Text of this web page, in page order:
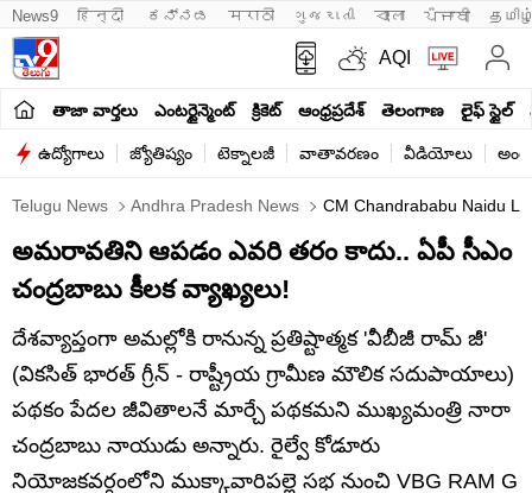
News9 हिन्दी ಕನ್ನಡ मराठी ગુજરાતી বাংলা ਪੰਜਾਬੀ
AQI
తాజా వార్తలు ఎంటర్టైన్మెంట్ క్రికెట్ ఆంధ్రప్రదేశ్ తెలంగాణ లైఫ్ స్టైల్
ఉద్యోగాలు జ్యోతిష్యం టెక్నాలజీ వాతావరణం వీడియోలు
Telugu News Andhra Pradesh News CM Chandrababu Naidu
అమరావతిని ఆపడం ఎవరి తరం కాదు.. ఏపీ సీఎం
చంద్రబాబు కీలక వ్యాఖ్యలు!
దేశవ్యాప్తంగా అమల్లోకి రానున్న ప్రతిష్టాత్మక 'వీబీజీ రామ్ జీ'
(వికసిత్ భారత్ గ్రీన్ - రాష్ట్రీయ గ్రామీణ మౌలిక సదుపాయాలు)
పథకం పేదల జీవితాలనే మార్చే పథకమని ముఖ్యమంత్రి నారా
చంద్రబాబు నాయుడు అన్నారు. రైల్వే కోడూరు
నియోజకవర్గంలోని ముక్కావారిపల్లె సభ నుంచి VBG RAM G